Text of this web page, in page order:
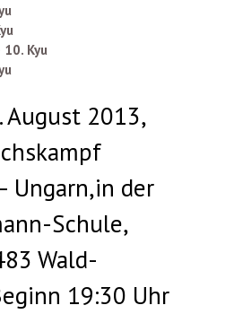
Kyu
August 2013,
Ungarn,in der
Schule,
Wald-
19:30 Uhr